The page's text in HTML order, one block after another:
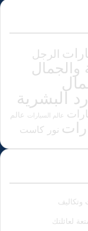
الرجل
والجمال
البشرية
عالم السيارات عالم
نور كاست